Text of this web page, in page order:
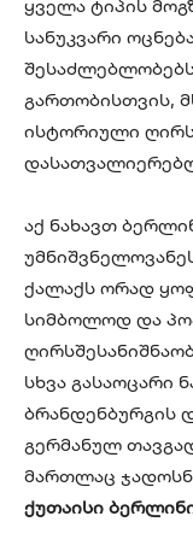
ყველა ტიპის
სანუკვარი
გართობისთვის,
ისტორიული
აქ ნახავთ
ქალაქს ორად
სიმბოლოდ და
სხვა გასაოცარი
ბრანდენბურგის
გერმანულ
მართლაც
ქუთაისი